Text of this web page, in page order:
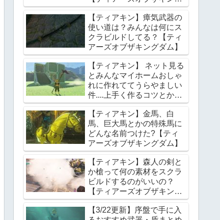
ダム】
【ティアキン】瘴気武器の
使い道は？みんなは何にス
クラビルドしてる？【ティ
アーズオブザキングダム】
【ティアキン】 ネット見る
とみんなマイホームおしゃ
れに作れててうらやましい
件....上手く作るコツとかあ
る？【ティアーズオブザキ
ングダム】
【ティアキン】金馬、白
馬、巨大馬とかの特殊馬に
どんな名前つけた?【ティ
アーズオブザキングダム】
【ティアキン】森人の剣と
か槍って何の素材をスクラ
ビルドするのがいいの？
【ティアーズオブザキング
ダム】
【3/22更新】序盤で手に入